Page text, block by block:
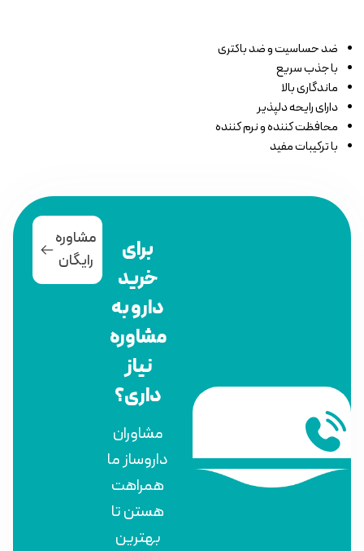
ضد حساسیت و ضد باکتری
با جذب سریع
ماندگاری بالا
دارای رایحه دلپذیر
محافظت کننده و نرم کننده
با ترکیبات مفید
برای
خرید
دارو به
مشاوره
نیاز
داری؟
مشاوران
داروساز ما
همراهت
هستن تا
بهترین
مشاوره
رایگان